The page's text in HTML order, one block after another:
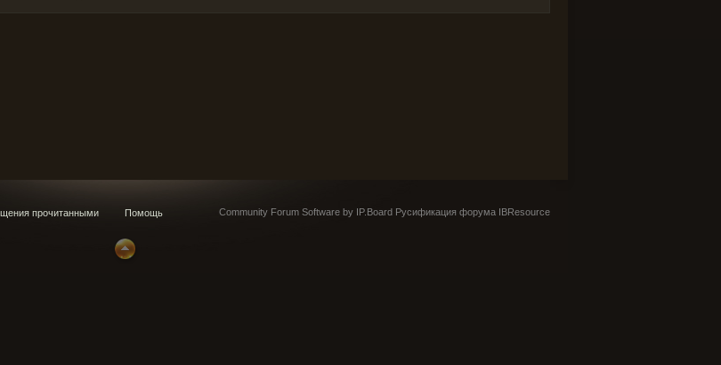
прочитанными Помощь Community Forum Software by IP.Board Русификация форума IBResource